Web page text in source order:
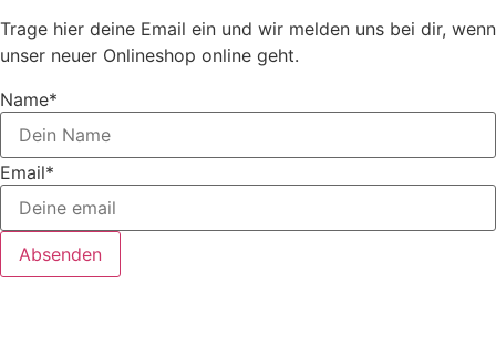
Trage hier deine Email ein und wir melden uns bei dir, wenn
unser neuer Onlineshop online geht.
Name*
Email*
Absenden